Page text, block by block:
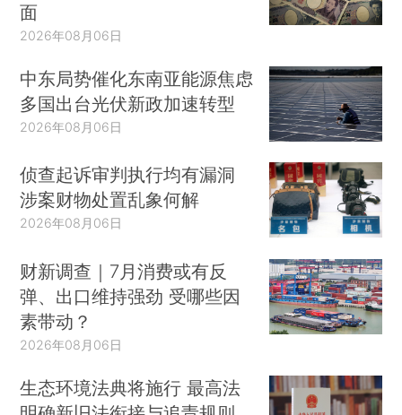
面
2026年08月06日
中东局势催化东南亚能源焦虑
多国出台光伏新政加速转型
2026年08月06日
侦查起诉审判执行均有漏洞
涉案财物处置乱象何解
2026年08月06日
财新调查｜7月消费或有反
弹、出口维持强劲 受哪些因
素带动？
2026年08月06日
生态环境法典将施行 最高法